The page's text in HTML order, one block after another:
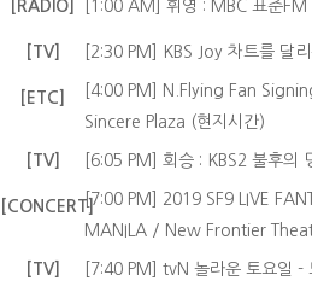
[RADIO] [1:00 AM] 휘영 : MBC 표준
[TV] [2:30 PM] KBS Joy 차트를 달
[ETC]
[4:00 PM] N.Flying Fan
Sincere Plaza (현지시간)
[TV] [6:05 PM] 회승 : KBS2 불후의
[CONCERT][7:00 PM] 2019 SF9 LIVE
MANILA / New Frontier
[TV] [7:40 PM] tvN 놀라운 토요일 -